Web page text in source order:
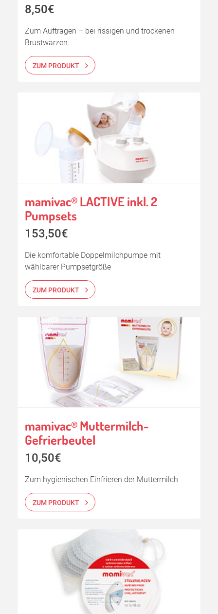
8,50€
Zum Auftragen – bei rissigen und trockenen
Brustwarzen.
ZUM PRODUKT
mamivac®LACTIVE inkl. 2
Pumpsets
153,50€
Die komfortable Doppelmilchpumpe mit
wählbarer Pumpsetgröße
ZUM PRODUKT
mamivac®Muttermilch-
Gefrierbeutel
10,50€
Zum hygienischen Einfrieren der Muttermilch
ZUM PRODUKT